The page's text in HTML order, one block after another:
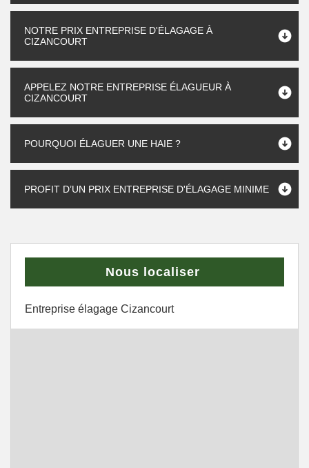
NOTRE PRIX ENTREPRISE D'ÉLAGAGE À
CIZANCOURT
APPELEZ NOTRE ENTREPRISE ÉLAGUEUR À
CIZANCOURT
POURQUOI ÉLAGUER UNE HAIE ?
PROFIT D’UN PRIX ENTREPRISE D'ÉLAGAGE MINIME
Nous localiser
Entreprise élagage Cizancourt